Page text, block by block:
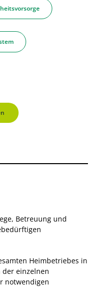
Betreuung und
Heimbetriebes in
einzelnen
notwendigen